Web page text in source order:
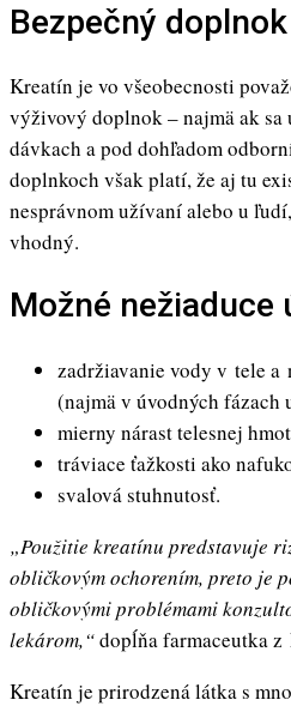
Bezpečný
Kreatín je vo všeobecnosti
výživový doplnok – najmä ak sa
dávkach a pod dohľadom
doplnkoch však platí, že aj tu
nesprávnom užívaní alebo u
vhodný.
Možné nežiaduce
zadržiavanie vody v tele a
(najmä v úvodných fázach
mierny nárast telesnej
tráviace ťažkosti ako
svalová stuhnutosť.
„Použitie kreatínu predstavuje
obličkovým ochorením, preto je
obličkovými problémami
lekárom,“dopĺňa farmaceutka z
Kreatín je prirodzená látka s